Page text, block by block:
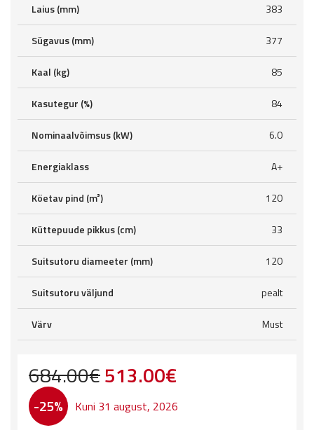
Laius (mm) 383
Sügavus (mm) 377
Kaal (kg) 85
Kasutegur (%) 84
Nominaalvõimsus (kW) 6.0
Energiaklass A+
Köetav pind (m³) 120
Küttepuude pikkus (cm) 33
Suitsutoru diameeter (mm) 120
Suitsutoru väljund pealt
Värv Must
684.00€Original
was:
513.00€
is:
-25% Kuni 31 august, 2026